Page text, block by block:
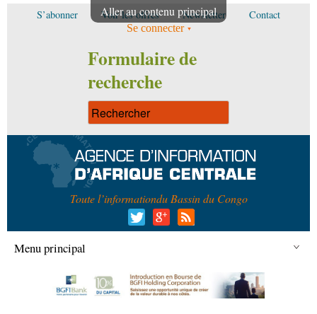
Aller au contenu principal
S’abonner Voir les offres Newsletter Contact
Se connecter
Formulaire de
recherche
Toute l’informationdu Bassin du Congo
Menu principal